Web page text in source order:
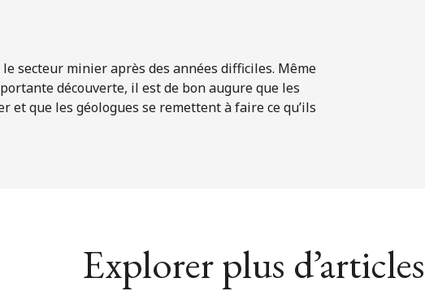
secteur minier après des années difficiles. Même
découverte, il est de bon augure que les
et que les géologues se remettent à faire ce qu’ils
Explorer plus d’articles